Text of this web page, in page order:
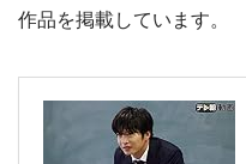
作品を掲載しています。